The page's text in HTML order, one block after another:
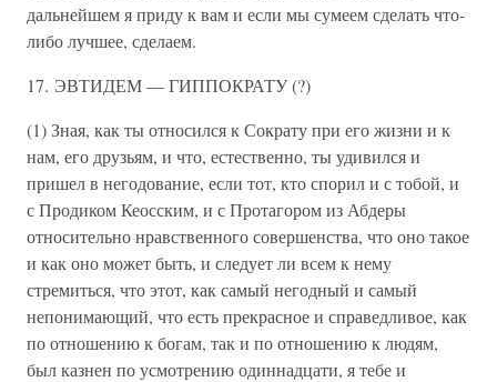
дальнейшем я приду к вам и если мы сумеем сделать что-
либо лучшее, сделаем.
17. ЭВТИДЕМ — ГИППОКРАТУ (?)
(1) Зная, как ты относился к Сократу при его жизни и к
нам, его друзьям, и что, естественно, ты удивился и
пришел в негодование, если тот, кто спорил и с тобой, и
с Продиком Кеосским, и с Протагором из Абдеры
относительно нравственного совершенства, что оно такое
и как оно может быть, и следует ли всем к нему
стремиться, что этот, как самый негодный и самый
непонимающий, что есть прекрасное и справедливое, как
по отношению к богам, так и по отношению к людям,
был казнен по усмотрению одиннадцати, я тебе и